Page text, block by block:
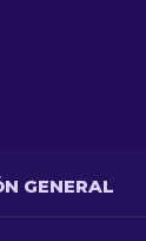
GENERAL